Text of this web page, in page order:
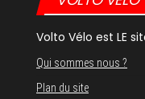
Volto Vélo est LE
Qui sommes nous ?
Plan du site